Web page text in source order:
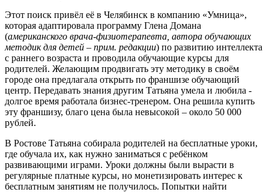
Этот поиск привёл её в Челябинск в компанию «Умница»,
которая адаптировала программу Глена Домана
(американского врача-физиотерапевта, автора обучающих
методик для детей – прим. редакции) по развитию интеллекта
с раннего возраста и проводила обучающие курсы для
родителей. Желающим продвигать эту методику в своём
городе она предлагала открыть по франшизе обучающий
центр. Передавать знания другим Татьяна умела и любила -
долгое время работала бизнес-тренером. Она решила купить
эту франшизу, благо цена была невысокой – около 50 000
рублей.
В Ростове Татьяна собирала родителей на бесплатные уроки,
где обучала их, как нужно заниматься с ребёнком
развивающими играми. Уроки должны были вырасти в
регулярные платные курсы, но монетизировать интерес к
бесплатным занятиям не получилось. Попытки найти